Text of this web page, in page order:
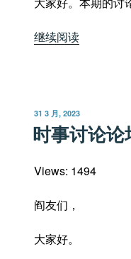
继续阅读“时
坛
（五）
青
发
布
于
31 3 月, 2023
时事讨论
Views: 1494
阎友们，
大家好。